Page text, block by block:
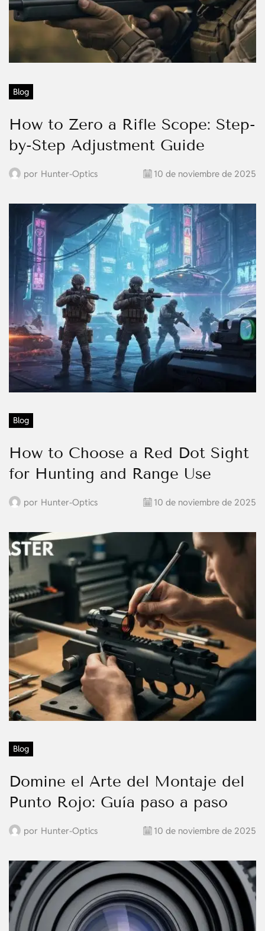
Blog
How to Zero a Rifle Scope: Step-
by-Step Adjustment Guide
por Hunter-Optics 10 de noviembre de 2025
Blog
How to Choose a Red Dot Sight
for Hunting and Range Use
por Hunter-Optics 10 de noviembre de 2025
Blog
Domine el Arte del Montaje del
Punto Rojo: Guía paso a paso
por Hunter-Optics 10 de noviembre de 2025